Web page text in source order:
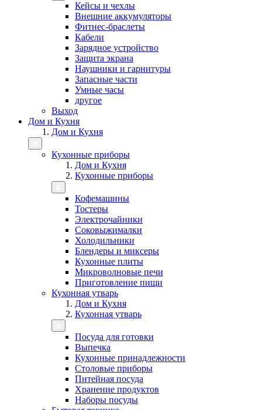
Кейсы и чехлы
Внешние аккумуляторы
Фитнес-браслеты
Кабели
Зарядное устройство
Защита экрана
Наушники и гарнитуры
Запасные части
Умные часы
другое
Выход
Дом и Кухня
Дом и Кухня
Кухонные приборы
Дом и Кухня
Кухонные приборы
Кофемашины
Тостеры
Электрочайники
Соковыжималки
Холодильники
Блендеры и миксеры
Кухонные плиты
Микроволновые печи
Приготовление пищи
Кухонная утварь
Дом и Кухня
Кухонная утварь
Посуда для готовки
Выпечка
Кухонные принадлежности
Столовые приборы
Питейная посуда
Хранение продуктов
Наборы посуды